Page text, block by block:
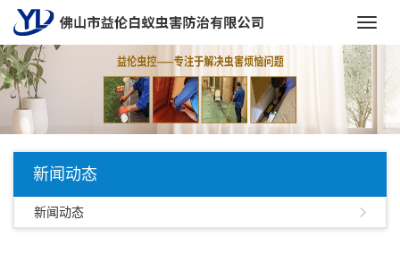
新闻动态
新闻动态